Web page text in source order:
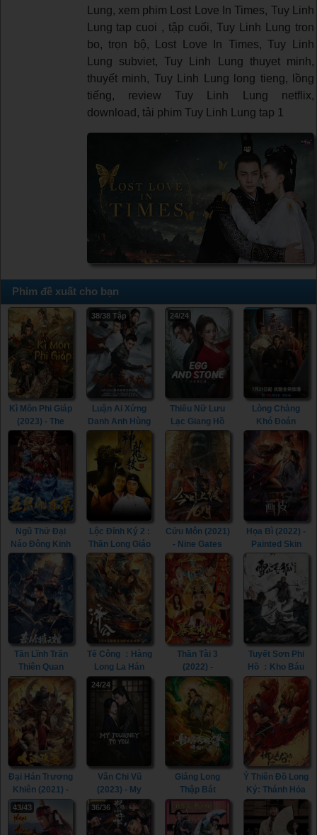
Lung, xem phim Lost Love In Times, Tuy Linh
Lung tap cuoi , tập cuối, Tuy Linh Lung tron
bo, trọn bộ, Lost Love In Times, Tuy Linh
Lung subviet, Tuy Linh Lung thuyet minh,
thuyết minh, Tuy Linh Lung long tieng, lồng
tiếng, review Tuy Linh Lung netflix,
download, tải phim Tuy Linh Lung tap 1
Phim đề xuất cho bạn
Kì Môn Phi Giáp
(2023) - The
Thousand
Faces of Feijia
(2023)
38/38 Tập
Luận Ai Xứng
Danh Anh Hùng
(2022) - Heroes
(2022)
24/24
Thiếu Nữ Lưu
Lạc Giang Hồ
(2023) - Egg and
Stone (Girl's
Lòng Chàng
Khó Đoán
(2023) -
Extremely
Perilous Love
(2023)
Ngũ Thử Đại
Náo Đông Kinh
(2022) - The
Invincible
Constable
(2022)
Lộc Đỉnh Ký 2 :
Thần Long Giáo
(1992) - Royal
Tramp 2 (1992)
Cửu Môn (2021)
- Nine Gates
(2021)
Họa Bì (2022) -
Painted Skin
(2022)
Tần Lĩnh Trấn
Thiên Quan
(2023) - The Sky
Coffin in Qinling
Town (2023)
Tế Công ：Hàng
Long La Hán
(2021) - The
Mad Monk
(2021)
Thần Tài 3
(2022) -
Runaway God of
Wealth 3 (2022)
Tuyết Sơn Phi
Hồ ：Kho Báu
Phương Bắc
(2022) - The
Hidden Fox
(2022)
Đại Hán Trương
Khiên (2021) -
The legend of
Zhang Qian
(2021)
24/24
Vân Chi Vũ
(2023) - My
Journey To You
(2023)
Giáng Long
Thập Bát
Chưởng (2021)
- The Dragon
Tamer (2021)
Ỷ Thiên Đồ Long
Ký: Thánh Hỏa
(2022) - New
Kung Fu Cult
43/43 36/36